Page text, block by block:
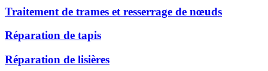
Traitement de trames et resserrage de nœuds
Réparation de tapis
Réparation de lisières